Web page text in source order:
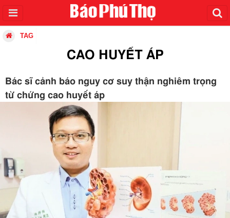
TAG
CAO HUYẾT ÁP
Bác sĩ cảnh báo nguy cơ suy thận nghiêm trọng
từ chứng cao huyết áp